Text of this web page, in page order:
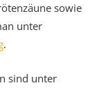
sowie
unter
.
sind unter